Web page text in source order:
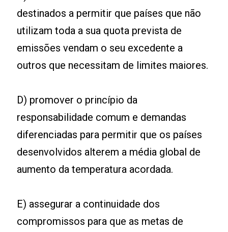
destinados a permitir que países que não
utilizam toda a sua quota prevista de
emissões vendam o seu excedente a
outros que necessitam de limites maiores.
D) promover o princípio da
responsabilidade comum e demandas
diferenciadas para permitir que os países
desenvolvidos alterem a média global de
aumento da temperatura acordada.
E) assegurar a continuidade dos
compromissos para que as metas de